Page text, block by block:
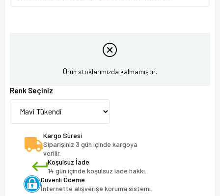
Ürün stoklarımızda kalmamıştır.
Renk Seçiniz
Kargo Süresi
Siparişiniz 3 gün içinde kargoya
verilir.
Koşulsuz İade
14 gün içinde koşulsuz iade hakkı.
Güvenli Ödeme
İnternette alışverişe koruma sistemi.